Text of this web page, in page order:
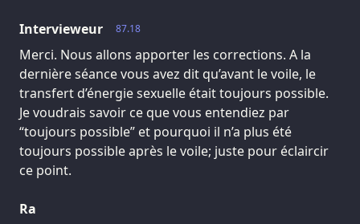
87.18
Intervieweur
Merci. Nous allons apporter les corrections. A la
dernière séance vous avez dit qu’avant le voile, le
transfert d’énergie sexuelle était toujours possible.
Je voudrais savoir ce que vous entendiez par
“toujours possible” et pourquoi il n’a plus été
toujours possible après le voile; juste pour éclaircir
ce point.
Ra